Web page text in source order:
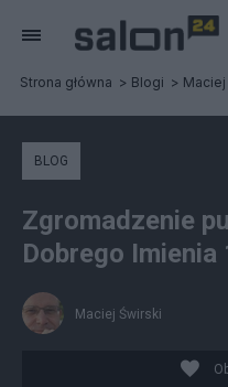
Strona główna Blogi
BLOG
Zgromadzenie
Dobrego Imienia
Maciej Świrski